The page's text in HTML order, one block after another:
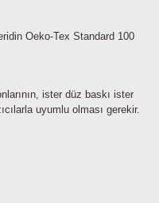
Oeko-Tex Standard 100
ister düz baskı ister
uyumlu olması gerekir.